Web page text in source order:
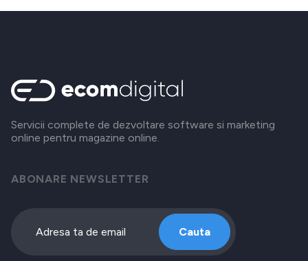
Servicii complete de dezvoltare software si marketing
online pentru magazine online.
ABONARE NEWSLETTER
Cauta